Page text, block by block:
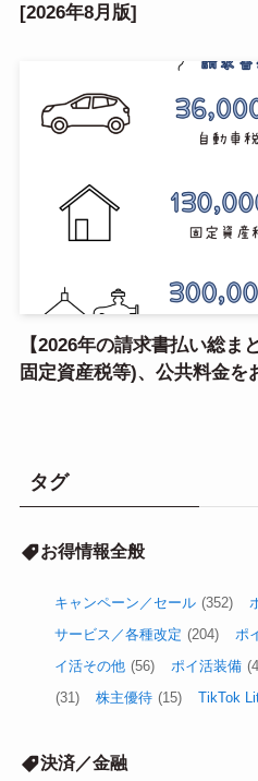
[2026年8月版]
【2026年の請求書払い総ま
固定資産税等)、公共料金を
タグ
お得情報全般
キャンペーン／セール (352)
サービス／各種改定 (204) ポ
イ活その他 (56) ポイ活装備
(31)
株主優待 (15) TikTok
決済／金融